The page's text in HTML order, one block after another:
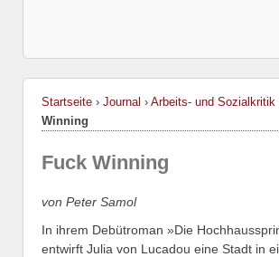
Startseite › Journal › Arbeits- und Sozialkritik
Winning
Fuck Winning
von Peter Samol
In ihrem Debütroman »Die
entwirft Julia von Lucadou eine Stadt in